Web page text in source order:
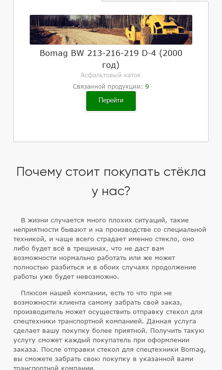
Bomag BW 213-216-219 D-4 (2000
год)
Асфальтовый каток
Связанной продукции: 9
Перейти
Почему стоит покупать стёкла
у нас?
В жизни случается много плохих ситуаций, такие
неприятности бывают и на производстве со специальной
техникой, и чаще всего страдает именно стекло, оно
либо будет всё в трещинах, что не даст вам
возможности нормально работать или же может
полностью разбиться и в обоих случаях продолжение
работы уже будет невозможно.
Плюсом нашей компании, есть то что при не
возможности клиента самому забрать свой заказ,
производитель может осуществить отправку стекол для
спецтехники транспортной компанией. Данная услуга
сделает вашу покупку более приятной. Получить такую
услугу сможет каждый покупатель при оформлении
заказа. После отправки стекол для спецтехники Bomag,
вы сможете забрать свою покупку в указанной вами
транспортной компании.